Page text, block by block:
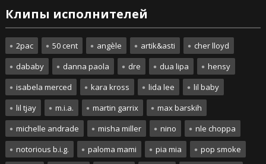
Клипы исполнителей
2pac 50 cent angèle artik&asti
cher lloyd
dababy
danna paola dre dua lipa
hensy
isabela merced
kara kross lida lee
lil baby
lil tjay
m.i.a. martin garrix
max barskih
michelle andrade
misha miller nino
nle choppa
notorious b.i.g.
paloma mami pia mia pop smoke